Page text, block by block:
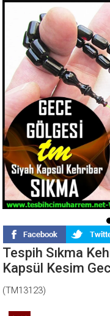
Tespih Sıkma
Kapsül Kesim
(TM13123)